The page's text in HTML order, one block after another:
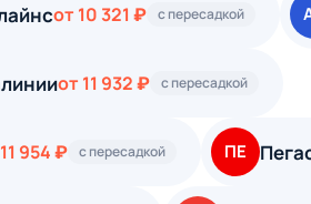
от 10 321 ₽ с пересадкой
от 11 932 ₽ с пересадкой
954 ₽ с пересадкой ПЕ